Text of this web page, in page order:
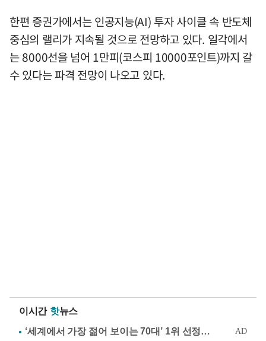
한편 증권가에서는 인공지능(AI) 투자 사이클 속 반도체
중심의 랠리가 지속될 것으로 전망하고 있다. 일각에서
는 8000선을 넘어 1만피(코스피 10000포인트)까지 갈
수 있다는 파격 전망이 나오고 있다.
이시간 핫뉴스